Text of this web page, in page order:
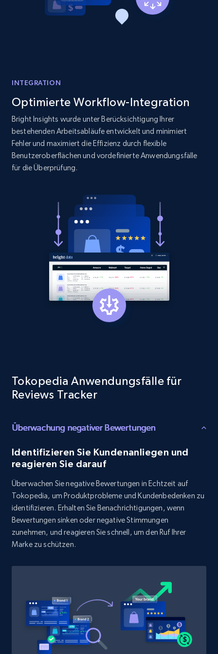
price, and more.
Etsy - Collects data from shop's URL
URL, Product id, Listing inventory id, Title, Rating,
price, and more.
Amazon products search
Asin, URL, Name, Sponsored, Initial price, Final
price, Currency, Sold, and more.
181+ Jetzt anfangen
Target
URL, Product id, Title, Product description,
Rating, Reviews count, Initial price, Discount,
URL, Product id, Title, Product description,
and more.
1.3K+ 175+ Jetzt anfangen
Target - Discover products by category url
URL, Product id, Title, Product description,
and more.
Jetzt anfangen
Target - Discover products by specified
UPC
INTEGRATION
Optimierte Workflow-Integration
Bright Insights wurde unter Berücksichtigung Ihrer
bestehenden Arbeitsabläufe entwickelt und minimiert
Fehler und maximiert die Effizienz durch flexible
Benutzeroberflächen und vordefinierte Anwendungsfälle
für die Überprüfung.
Tokopedia Anwendungsfälle für
Reviews Tracker
Überwachung negativer Bewertungen
Identifizieren Sie Kundenanliegen und
reagieren Sie darauf
Überwachen Sie negative Bewertungen in Echtzeit auf
Tokopedia, um Produktprobleme und Kundenbedenken zu
identifizieren. Erhalten Sie Benachrichtigungen, wenn
Bewertungen sinken oder negative Stimmungen
zunehmen, und reagieren Sie schnell, um den Ruf Ihrer
Marke zu schützen.